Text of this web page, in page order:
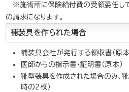
※施術所に保険給付費の受領委任して
の請求になります。
補装具を作られた場合
補装具会社が発行する領収書（原本
医師からの指示書・証明書（原本）
靴型装具を作成された場合のみ、
時の2枚）